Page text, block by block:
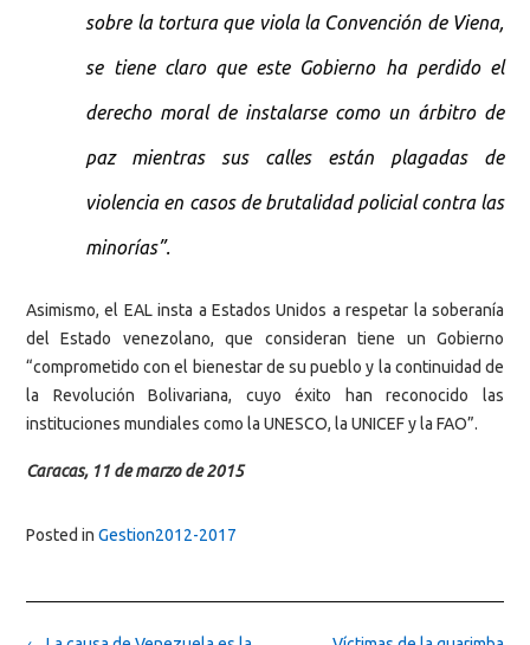
sobre la tortura que viola la Convención de Viena,
se tiene claro que este Gobierno ha perdido el
derecho moral de instalarse como un árbitro de
paz mientras sus calles están plagadas de
violencia en casos de brutalidad policial contra las
minorías”.
Asimismo, el EAL insta a Estados Unidos a respetar la soberanía
del Estado venezolano, que consideran tiene un Gobierno
“comprometido con el bienestar de su pueblo y la continuidad de
la Revolución Bolivariana, cuyo éxito han reconocido las
instituciones mundiales como la UNESCO, la UNICEF y la FAO”.
Caracas, 11 de marzo de 2015
Posted in Gestion2012-2017